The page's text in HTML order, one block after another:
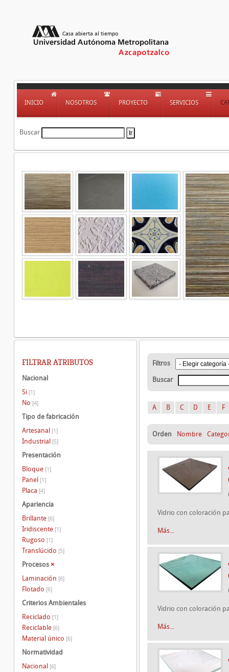
INICIO NOSOTROS PROYECTO SERVICIOS
Buscar
Filtros
Buscar
A B C D E F
Orden Nombre
Vidrio con coloración
Más...
Vidrio con coloración
Más...
FILTRAR ATRIBUTOS
Nacional
Si [1]
No [4]
Tipo de fabricación
Artesanal [1]
Industrial [5]
Presentación
Bloque [1]
Panel [1]
Placa [4]
Apariencia
Brillante [6]
Iridiscente [1]
Rugoso [1]
Translúcido [5]
Procesos ×
Laminación [6]
Flotado [6]
Criterios Ambientales
Reciclado [1]
Reciclable [6]
Material único [6]
Normatividad
Nacional [6]